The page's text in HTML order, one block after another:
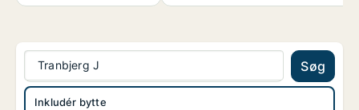
Tranbjerg J Søg
Inkludér bytte